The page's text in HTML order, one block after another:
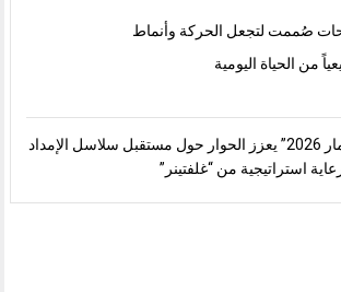
صُممت لتجعل الحركة وأنماط
من الحياة اليومية
“منتدى الشارقة للاستثمار 2026” يعزز الحوار حول مستقبل سلاسل الإمداد
استراتيجية من “غلفتينر”